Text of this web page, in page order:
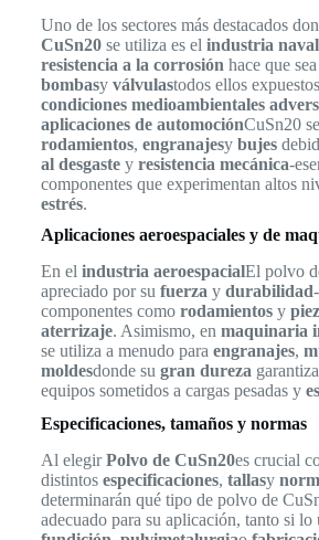
Uno de los sectores más destacados
CuSn20se utiliza es el industria naval
resistencia a la corrosión hace que
bombasy válvulastodos ellos
condiciones medioambientales
aplicaciones de automociónCuSn20
rodamientos, engranajesy bujes
al desgastey resistencia mecánica-
componentes que experimentan altos
estrés.
Aplicaciones aeroespaciales y de
En el industria aeroespacialEl polvo
apreciado por su fuerza y durabilidad
componentes como rodamientosy
aterrizaje. Asimismo, en maquinaria
se utiliza a menudo para engranajes,
moldesdonde su gran dureza garantiza
equipos sometidos a cargas pesadas y
Especificaciones, tamaños y normas
Al elegirPolvo de CuSn20es crucial
distintos especificaciones, tallasy
determinarán qué tipo de polvo de
adecuado para su aplicación, tanto si lo